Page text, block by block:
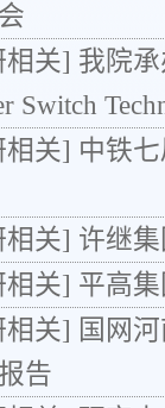
相关] 我院承
Switch
相关] 中铁
相关] 许继
相关] 平高
相关] 国网
告